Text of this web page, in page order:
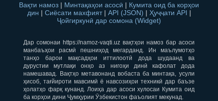
Вақти намоз | Минтақаҳои асосӣ | Кумита оид ба корҳои
дин | Сиёсати махфият | API (JSON) | Ҳуҷҷати API |
Ҷойгиркунӣ дар сомона (Widget)
Дар сомонаи https://namoz-vaqti.uz вақтҳои намоз бар асоси
манбаъҳои расмӣ пешниҳод мегарданд. Ин маълумотҳо
танҳо барои мақсадҳои иттилоотӣ дода шудаанд ва
дурустии мутлақи онҳо аз нигоҳи динӣ кафолат дода
намешавад. Вақтҳо метавонанд вобаста ба минтақа, усули
ҳисоб, тағйироти мавсимӣ ё навсозиҳои техникӣ дар баъзе
ҳолатҳо фарқ кунанд. Лоиҳа дар асоси хулосаи Кумита оид
ба корҳои дини Ҷумҳурии Ӯзбекистон фаъолият мекунад.